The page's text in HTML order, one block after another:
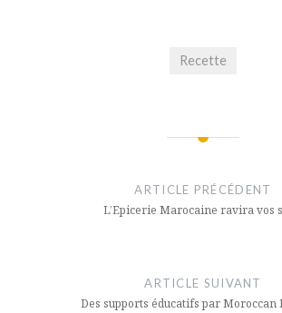
Recette
ARTICLE PRÉCÉDENT
L’Epicerie Marocaine ravira vos
ARTICLE SUIVANT
Des supports éducatifs par Moroccan